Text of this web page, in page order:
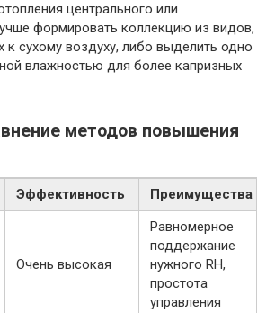
центрального или
формировать коллекцию из видов,
к сухому воздуху, либо выделить одно
влажностью для более капризных
методов повышения
Эффективность Преимущества
Очень высокая
Равномерное
поддержание
нужного RH,
простота
управления